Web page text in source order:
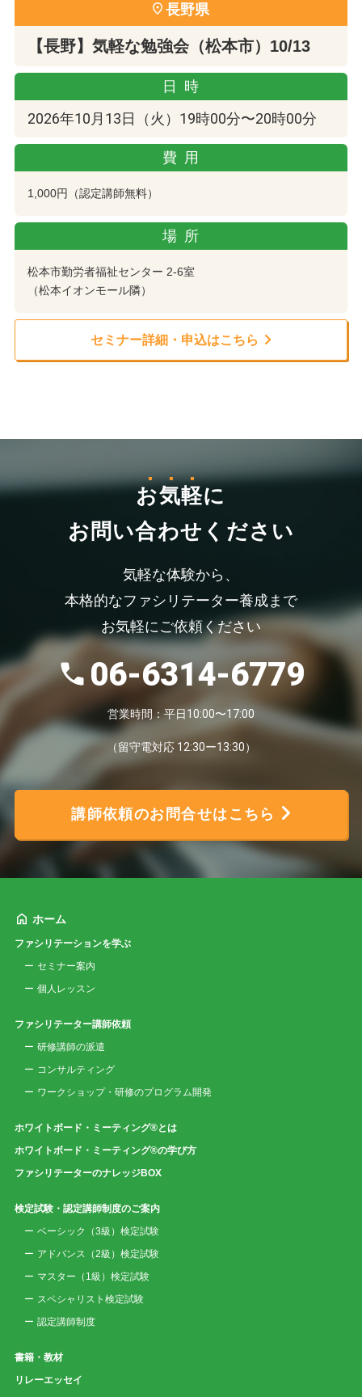
長野県
【長野】気軽な勉強会（松本市）10/13
日時
2026年10月13日（火）19時00分〜20時00分
費用
1,000円（認定講師無料）
場所
松本市勤労者福祉センター 2-6室
（松本イオンモール隣）
セミナー詳細・申込はこちら
お気軽に
お問い合わせください
気軽な体験から、
本格的なファシリテーター養成まで
お気軽にご依頼ください
06-6314-6779
営業時間：平日10:00〜17:00
（留守電対応 12:30ー13:30）
講師依頼のお問合せはこちら
ホーム
ファシリテーションを学ぶ
セミナー案内
個人レッスン
ファシリテーター講師依頼
研修講師の派遣
コンサルティング
ワークショップ・研修のプログラム開発
ホワイトボード・ミーティング®とは
ホワイトボード・ミーティング®の学び方
ファシリテーターのナレッジBOX
検定試験・認定講師制度のご案内
ベーシック（3級）検定試験
アドバンス（2級）検定試験
マスター（1級）検定試験
スペシャリスト検定試験
認定講師制度
書籍・教材
リレーエッセイ